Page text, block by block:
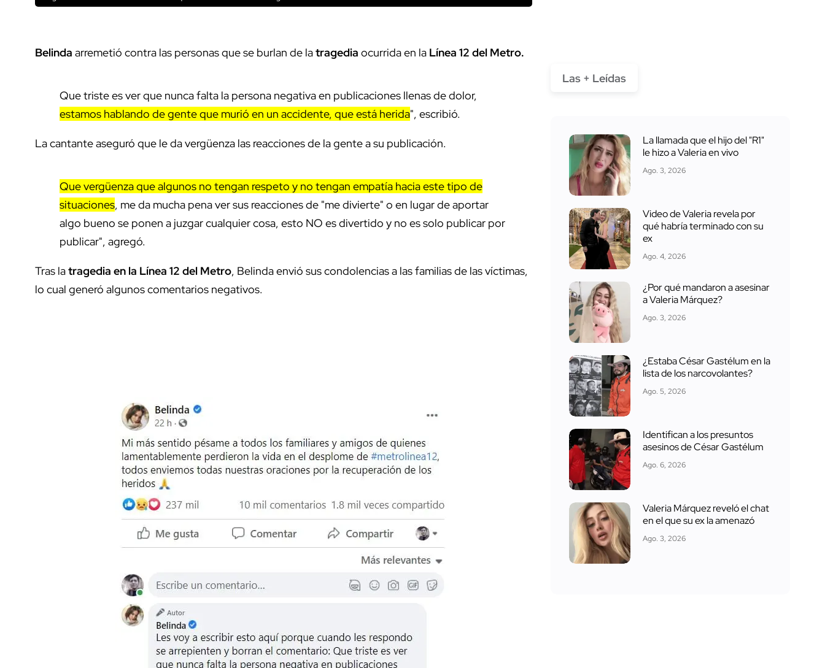
Belinda arremetió contra las personas que se burlan de latragedia ocurrida en la Línea 12 del Metro.
Que triste es ver que nunca falta la persona negativa en publicaciones llenas de dolor,
estamos hablando de gente que murió en un accidente, que está herida", escribió.
La cantante aseguró que le da vergüenza las reacciones de la gente a su publicación.
Que vergüenza que algunos no tengan respeto y no tengan empatía hacia este tipo de
situaciones, me da mucha pena ver sus reacciones de "me divierte" o en lugar de aportar
algo bueno se ponen a juzgar cualquier cosa, esto NO es divertido y no es solo publicar por
publicar", agregó.
Tras latragedia en la Línea 12 del Metro, Belinda envió sus condolencias a las familias de las víctimas,
lo cual generó algunos comentarios negativos.
Las + Leídas
La llamada que el hijo del "R1"
le hizo a Valeria en vivo
Ago. 3, 2026
Video de Valeria revela por
qué habría terminado con su
ex
Ago. 4, 2026
¿Por qué mandaron a asesinar
a Valeria Márquez?
Ago. 3, 2026
¿Estaba César Gastélum en la
lista de los narcovolantes?
Ago. 5, 2026
Identifican a los presuntos
asesinos de César Gastélum
Ago. 6, 2026
Valeria Márquez reveló el chat
en el que su ex la amenazó
Ago. 3, 2026